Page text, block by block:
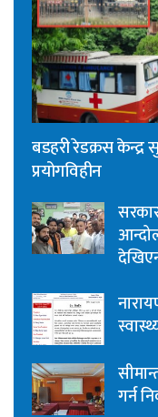
बडहरी रेडक्रस
प्रयोगविहीन
गर्न